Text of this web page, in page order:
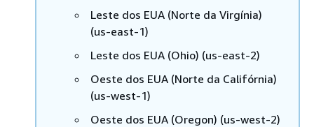
Leste dos EUA (Norte da Virgínia)
(us-east-1)
Leste dos EUA (Ohio) (us-east-2)
Oeste dos EUA (Norte da Califórnia)
(us-west-1)
Oeste dos EUA (Oregon) (us-west-2)